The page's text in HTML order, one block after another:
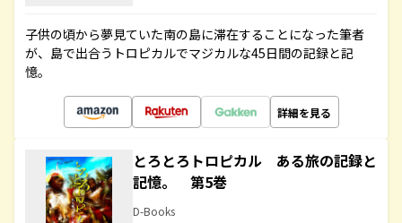
子供の頃から夢見ていた南の島に滞在することになった筆者
が、島で出合うトロピカルでマジカルな45日間の記録と記
憶。
詳細を見る
とろとろトロピカル ある旅の記録と
記憶。 第5巻
D-Books